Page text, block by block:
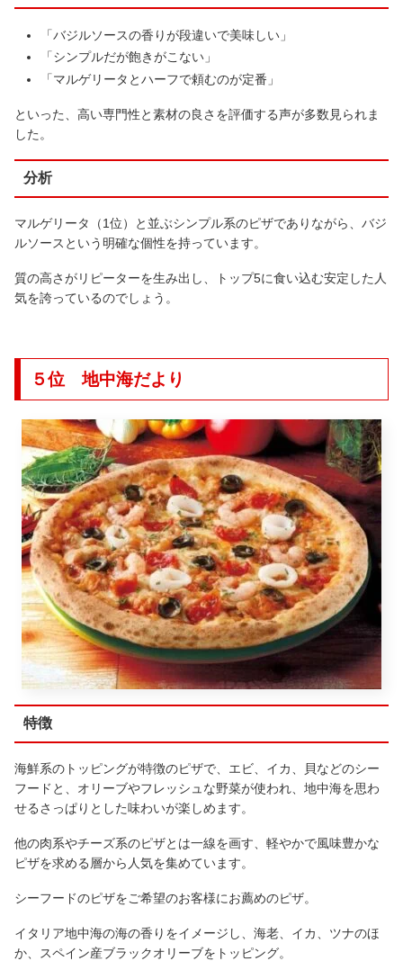
「バジルソースの香りが段違いで美味しい」
「シンプルだが飽きがこない」
「マルゲリータとハーフで頼むのが定番」
といった、高い専門性と素材の良さを評価する声が多数見られま
した。
分析
マルゲリータ（1位）と並ぶシンプル系のピザでありながら、バジ
ルソースという明確な個性を持っています。
質の高さがリピーターを生み出し、トップ5に食い込む安定した人
気を誇っているのでしょう。
５位 地中海だより
特徴
海鮮系のトッピングが特徴のピザで、エビ、イカ、貝などのシー
フードと、オリーブやフレッシュな野菜が使われ、地中海を思わ
せるさっぱりとした味わいが楽しめます。
他の肉系やチーズ系のピザとは一線を画す、軽やかで風味豊かな
ピザを求める層から人気を集めています。
シーフードのピザをご希望のお客様にお薦めのピザ。
イタリア地中海の海の香りをイメージし、海老、イカ、ツナのほ
か、スペイン産ブラックオリーブをトッピング。